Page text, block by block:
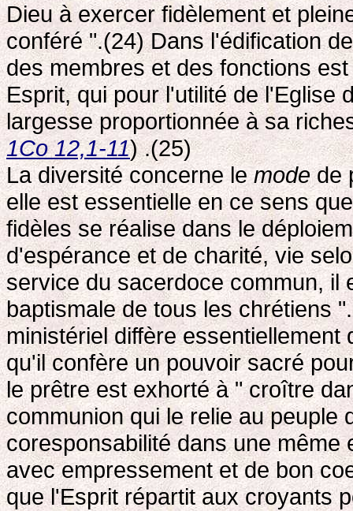
Dieu à exercer fidèlement et
conféré ".(24) Dans l'édification
des membres et des fonctions
Esprit, qui pour l'utilité de l'Eglise
largesse proportionnée à sa
1Co 12,1-11) .(25)
La diversité concerne lemodede
elle est essentielle en ce sens
fidèles se réalise dans le
d'espérance et de charité, vie
service du sacerdoce commun, il
baptismale de tous les chrétiens
ministériel diffère
qu'il confère un pouvoir sacré
le prêtre est exhorté à " croître
communion qui le relie au peuple
coresponsabilité dans une même
avec empressement et de bon
que l'Esprit répartit aux croyants